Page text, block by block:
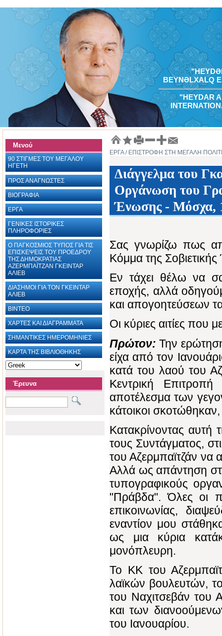
BEYNƏLXALQ
"HEYDAR
Μενού
90 ΣΤΙΓΜΕΣ ΤΟΥ ΜΕΓΑΛΟΥ
ΗΓΕΤΗ
ΠΡΟΣ ΑΝΑΓΝΩΣΤΕΣ
ΒΙΟΓΡΑΦΙΑ ‎
ΕΡΓΑ
ΓΕΝΙΚΕΣ ΙΣΤΟΡΙΚΕΣ
ΠΛΗΡΟΦΟΡΙΕΣ
Ο ΠΑΓΚΟΣΜΙΟΣ ΤΥΠΟΣ ΓΙΑ ΤΙΣ
ΕΠΙΣΚΕΨΕΙΣ ΤΟΥ ΠΡΟΕΔΡΟΥ
ΤΗΣ ΔΗΜΟΚΡΑΤΙΑΣ
ΑΖΕΡΜΠΑΪΤΖΑΝ ΓΚΕΙΝΤΑΡ
ΑΛΙΕΒ
ΔΙΑΣΗΜΟΙ ΓΙΑ ΤΟΝ ΓΚΕΙΝΤΑΡ
ΑΛΙΕΒ
ΒΙΝΤΕΟ
ΧΑΡΤΕΣ ΚΑΙ ΔΙΑΓΡΑΜΜΑΤΑ ‎
ΣΗΜΑΝΤΙΚΕΣ ΗΜΕΡΟΜΗΝΙΕΣ
ΚΑΡΤΑ ΤΗΣ ΒΙΒΛΙΟΘΗΚΗΣ
Έρευνα
ΕΡΓΑ/ ΕΠΙΣΤΡΟΦΗ ΣΤΗ ΜΕΓΑΛΗ
Διάγγελμα του
Οργάνωση του
Ένωσης - Μόσχα,
Σας γνωρίζω πως
Κόμμα της
Εν τάχει θέλω να
εποχής, αλλά
και απογοητεύσεων
Οι κύριες αιτίες που
Πρώτον: Την
είχα από τον
κατά του λαού του
Κεντρική
αποτέλεσμα των
κάτοικοι
Κατακρίνοντας αυτή
τους Συντάγματος,
του Αζερμπαϊτζάν να
Αλλά ως απάντηση
τυπογραφικούς
"Πράβδα". Όλες οι
επικοινωνίας,
εναντίον μου
ως μια κύρια
μονόπλευρη.
Το ΚΚ του
λαϊκών βουλευτών,
του Ναχιτσεβάν του
και των
του Ιανουαρίου.